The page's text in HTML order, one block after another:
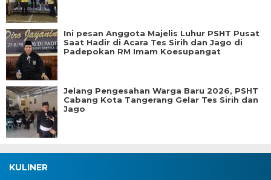
Ini pesan Anggota Majelis Luhur PSHT Pusat
Saat Hadir di Acara Tes Sirih dan Jago di
Padepokan RM Imam Koesupangat
Jelang Pengesahan Warga Baru 2026, PSHT
Cabang Kota Tangerang Gelar Tes Sirih dan
Jago
KULINER